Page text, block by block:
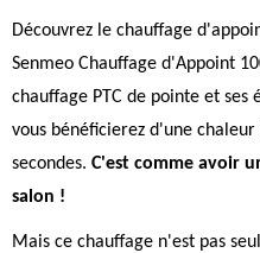
Découvrez le chauffage
Senmeo Chauffage d'Appoint
chauffage PTC de pointe et ses
vous bénéficierez d'une
secondes. C'est comme avoir
salon !
Mais ce chauffage n'est pas